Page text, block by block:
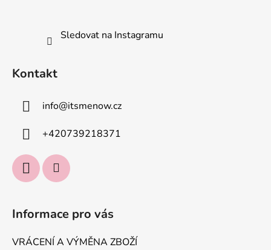
Sledovat na Instagramu
Kontakt
info@itsmenow.cz
+420739218371
Informace pro vás
VRÁCENÍ A VÝMĚNA ZBOŽÍ